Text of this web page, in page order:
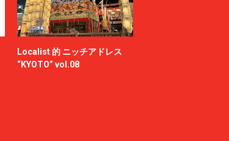
Localist 的 ニッチアドレス
“KYOTO” vol.08